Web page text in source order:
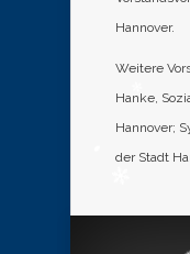
Hannover.
Weitere
Hanke,
Hannover;
der Stadt